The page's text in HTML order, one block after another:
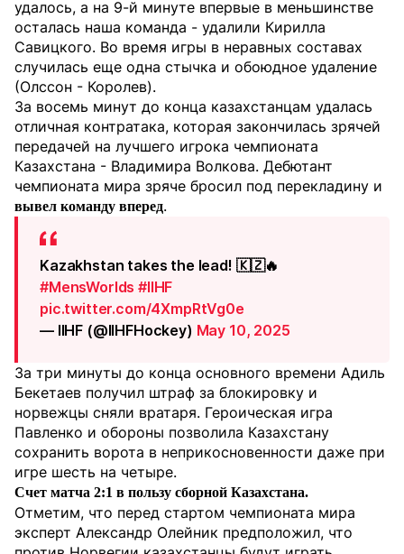
удалось, а на 9-й минуте впервые в меньшинстве
осталась наша команда - удалили Кирилла
Савицкого. Во время игры в неравных составах
случилась еще одна стычка и обоюдное удаление
(Олссон - Королев).
За восемь минут до конца казахстанцам удалась
отличная контратака, которая закончилась зрячей
передачей на лучшего игрока чемпионата
Казахстана - Владимира Волкова. Дебютант
чемпионата мира зряче бросил под перекладину и
вывел команду вперед.
Kazakhstan takes the lead! 🇰🇿🔥
#MensWorlds #IIHF
pic.twitter.com/4XmpRtVg0e
— IIHF (@IIHFHockey) May 10, 2025
За три минуты до конца основного времени Адиль
Бекетаев получил штраф за блокировку и
норвежцы сняли вратаря. Героическая игра
Павленко и обороны позволила Казахстану
сохранить ворота в неприкосновенности даже при
игре шесть на четыре.
Счет матча 2:1 в пользу сборной Казахстана.
Отметим, что перед стартом чемпионата мира
эксперт Александр Олейник предположил, что